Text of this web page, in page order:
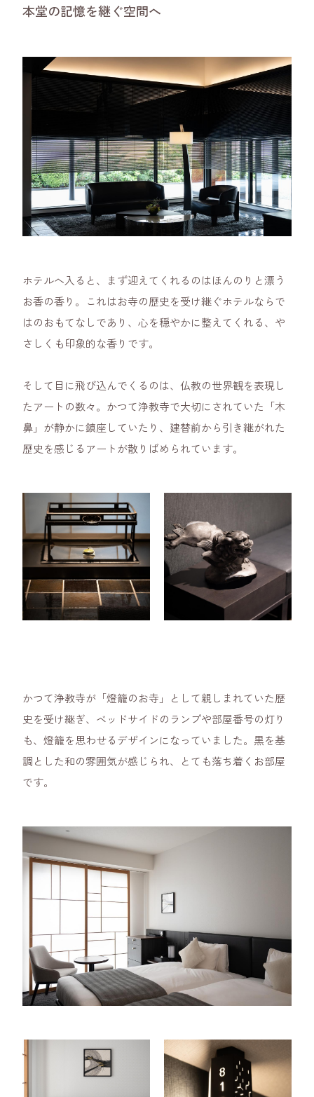
本堂の記憶を継ぐ空間へ
ホテルへ入ると、まず迎えてくれるのはほんのりと漂う
お香の香り。これはお寺の歴史を受け継ぐホテルならで
はのおもてなしであり、心を穏やかに整えてくれる、や
さしくも印象的な香りです。
そして目に飛び込んでくるのは、仏教の世界観を表現し
たアートの数々。かつて浄教寺で大切にされていた「木
鼻」が静かに鎮座していたり、建替前から引き継がれた
歴史を感じるアートが散りばめられています。
かつて浄教寺が「燈籠のお寺」として親しまれていた歴
史を受け継ぎ、ベッドサイドのランプや部屋番号の灯り
も、燈籠を思わせるデザインになっていました。黒を基
調とした和の雰囲気が感じられ、とても落ち着くお部屋
です。